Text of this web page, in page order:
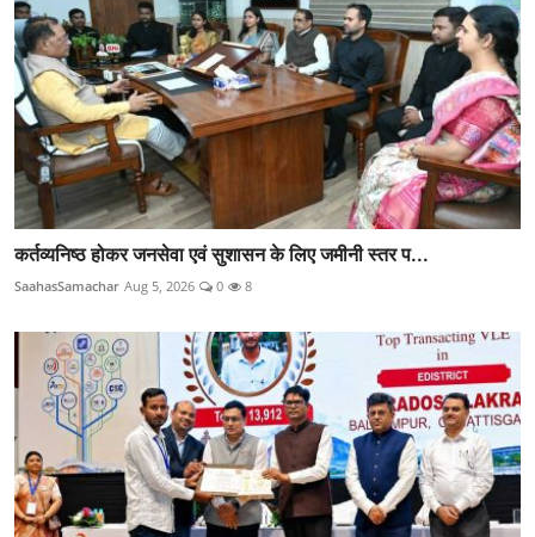
कर्तव्यनिष्ठ होकर जनसेवा एवं सुशासन के लिए जमीनी स्तर प...
SaahasSamachar Aug 5, 2026 0 8